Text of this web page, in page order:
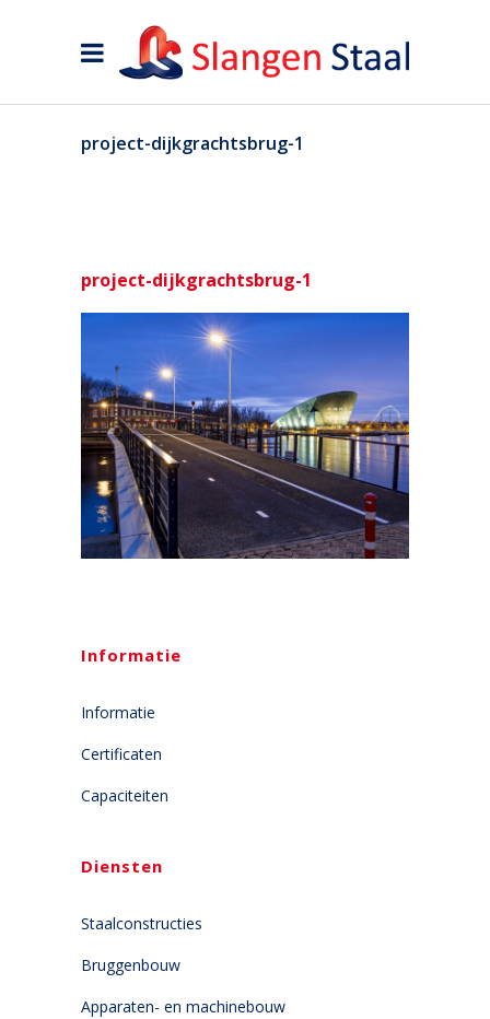
project-dijkgrachtsbrug-1
project-dijkgrachtsbrug-1
Informatie
Informatie
Certificaten
Capaciteiten
Diensten
Staalconstructies
Bruggenbouw
Apparaten- en machinebouw